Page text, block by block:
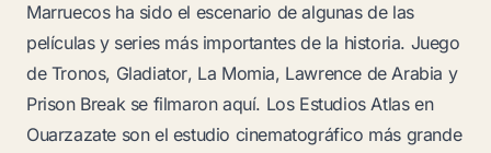
Marruecos ha sido el escenario de algunas de las
películas y series más importantes de la historia. Juego
de Tronos, Gladiator, La Momia, Lawrence de Arabia y
Prison Breakse filmaron aquí. Los Estudios Atlas en
Ouarzazate son el estudio cinematográfico más grande